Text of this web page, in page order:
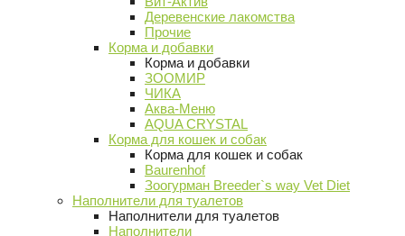
Деревенские лакомства
Прочие
Корма и добавки
Корма и добавки
ЗООМИР
ЧИКА
Аква-Меню
AQUA CRYSTAL
Корма для кошек и собак
Корма для кошек и собак
Baurenhof
Зоогурман Breeder`s way Vet Diet
Наполнители для туалетов
Наполнители для туалетов
Наполнители